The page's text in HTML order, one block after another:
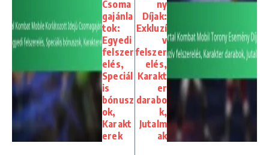
Csoma
gajánla
tok:
Egyedi
felszer
elés,
Speciál
is
bónusz
ok,
Karakt
erek
ny
Díjak:
Exkluzí
v
felszer
elés,
Karakt
er
darabo
k,
Jutalm
ak